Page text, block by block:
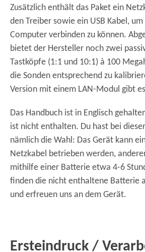
Zusätzlich enthält das Paket ein
den Treiber sowie ein USB Kabel,
Computer verbinden zu können.
bietet der Hersteller noch zwei
Tastköpfe (1:1 und 10:1) à 100
die Sonden entsprechend zu
Version mit einem LAN-Modul gibt
Das Handbuch ist in Englisch
ist nicht enthalten. Du hast bei
nämlich die Wahl: Das Gerät kann
Netzkabel betrieben werden,
mithilfe einer Batterie etwa 4-6
finden die nicht enthaltene Batterie
und erfreuen uns an dem Gerät.
Ersteindruck /